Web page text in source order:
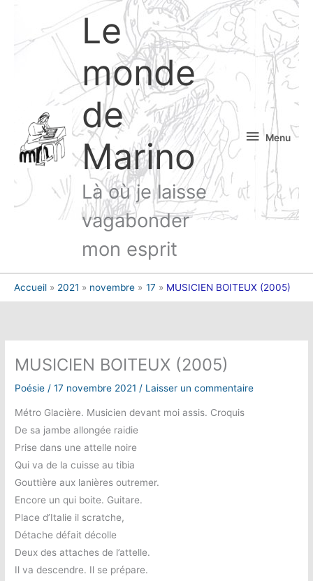
contenu
Le
monde
de
Marino
Là où je laisse
vagabonder
mon esprit
Menu
Menu
Accueil 2021 novembre 17 MUSICIEN BOITEUX (2005)
MUSICIEN BOITEUX (2005)
Poésie /17 novembre 2021 / Laisser un commentaire
Métro Glacière. Musicien devant moi assis. Croquis
De sa jambe allongée raidie
Prise dans une attelle noire
Qui va de la cuisse au tibia
Gouttière aux lanières outremer.
Encore un qui boite. Guitare.
Place d’Italie il scratche,
Détache défait décolle
Deux des attaches de l’attelle.
Il va descendre. Il se prépare.